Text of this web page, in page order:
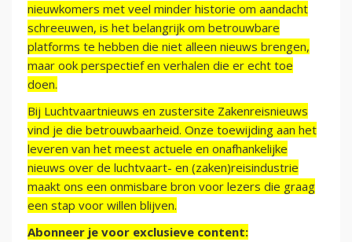
nieuwkomers met veel minder historie om aandacht
schreeuwen, is het belangrijk om betrouwbare
platforms te hebben die niet alleen nieuws brengen,
maar ook perspectief en verhalen die er echt toe
doen.
Bij Luchtvaartnieuws en zustersite Zakenreisnieuws
vind je die betrouwbaarheid. Onze toewijding aan het
leveren van het meest actuele en onafhankelijke
nieuws over de luchtvaart- en (zaken)reisindustrie
maakt ons een onmisbare bron voor lezers die graag
een stap voor willen blijven.
Abonneer je voor exclusieve content: